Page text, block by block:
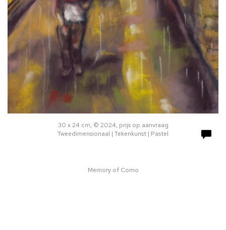
30 x 24 cm, © 2024, prijs op aanvraag
Tweedimensionaal | Tekenkunst | Pastel
Memory of Como